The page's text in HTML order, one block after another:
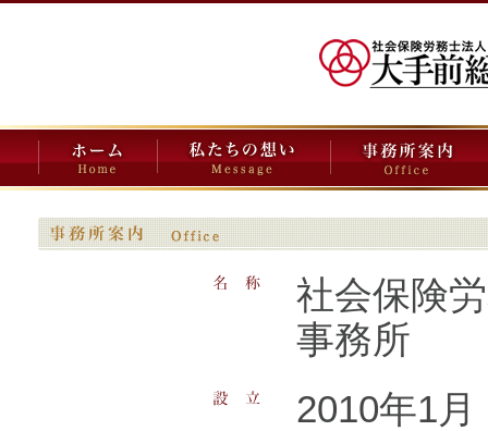
ちの想い 事務所案内 取扱い業務
社会保険
事務所
2010年1